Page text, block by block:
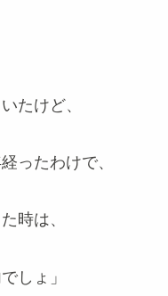
たけど、
ったわけで、
時は、
しょ」